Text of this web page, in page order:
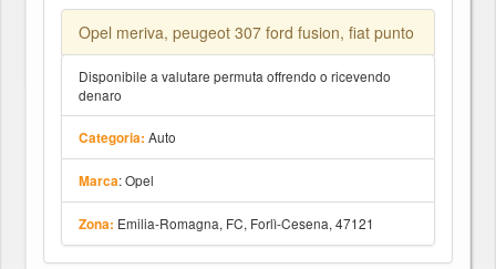
Opel meriva, peugeot 307 ford fusion, fiat punto
Disponibile a valutare permuta offrendo o ricevendo
denaro
Categoria: Auto
Marca: Opel
Zona: Emilia-Romagna, FC, Forlì-Cesena, 47121